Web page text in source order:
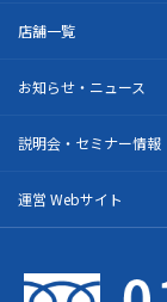
店舗一覧
お知らせ・ニュース
説明会・セミナー情報
運営 Webサイト